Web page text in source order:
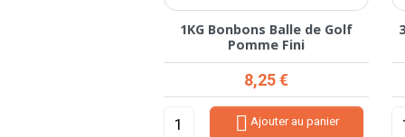
1KG Bonbons Balle de Golf
Pomme Fini
Prix
8,25 €
 Ajouter au panier